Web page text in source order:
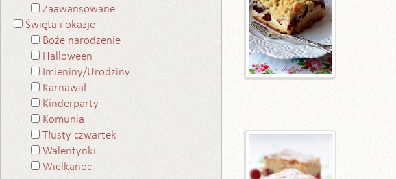
Zaawansowane
Święta i okazje
Boże narodzenie
Halloween
Imieniny/Urodziny
Karnawał
Kinderparty
Komunia
Tłusty czwartek
Walentynki
Wielkanoc